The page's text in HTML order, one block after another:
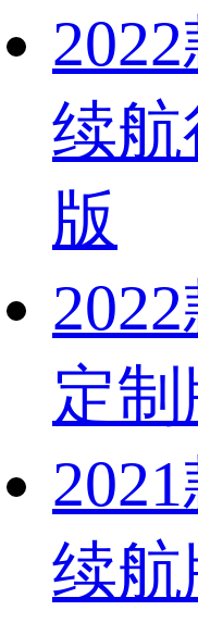
续航
版
定制
续航